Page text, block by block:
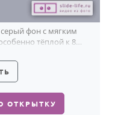
серый фон с мягким
тёплой к 8
ОТКРЫТКУ